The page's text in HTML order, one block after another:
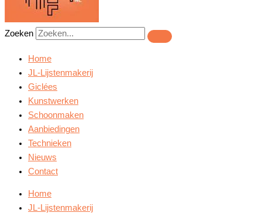
Zoeken
Home
JL-Lijstenmakerij
Giclées
Kunstwerken
Schoonmaken
Aanbiedingen
Technieken
Nieuws
Contact
Home
JL-Lijstenmakerij